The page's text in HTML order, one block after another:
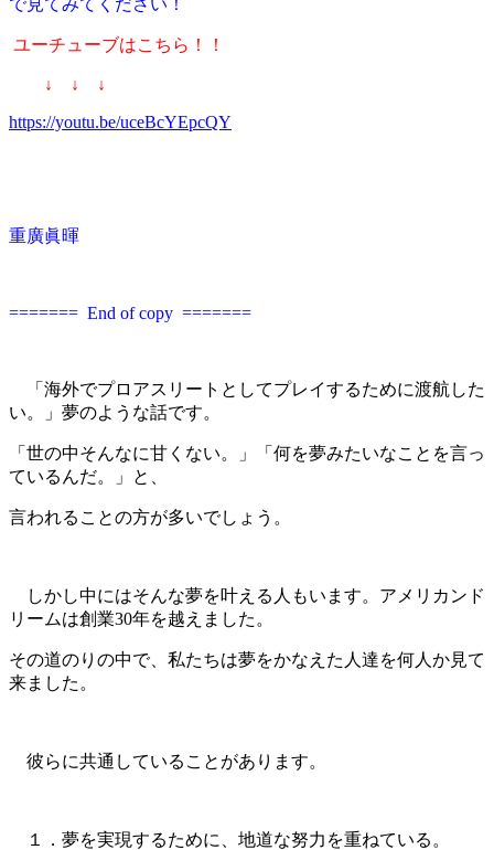
ユーチューブはこちら！！
↓ ↓ ↓
https://youtu.be/uceBcYEpcQY
重廣眞暉
======= End of copy =======
「海外でプロアスリートとしてプレイするために渡航した
い。」夢のような話です。
「世の中そんなに甘くない。」「何を夢みたいなことを言っ
ているんだ。」と、
言われることの方が多いでしょう。
しかし中にはそんな夢を叶える人もいます。アメリカンド
リームは創業30年を越えました。
その道のりの中で、私たちは夢をかなえた人達を何人か見て
来ました。
彼らに共通していることがあります。
１．夢を実現するために、地道な努力を重ねている。